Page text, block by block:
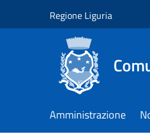
Regione Liguria
Amministrazione